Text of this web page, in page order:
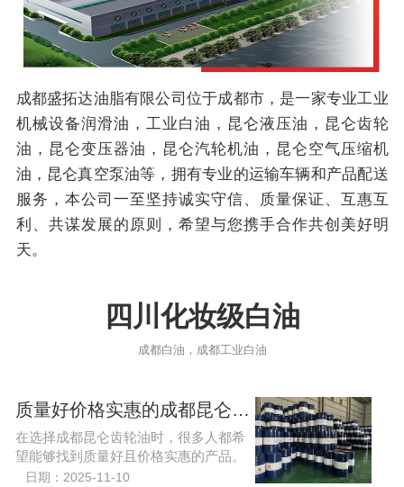
成都盛拓达油脂有限公司位于成都市，是一家专业工业
机械设备润滑油，工业白油，昆仑液压油，昆仑齿轮
油，昆仑变压器油，昆仑汽轮机油，昆仑空气压缩机
油，昆仑真空泵油等，拥有专业的运输车辆和产品配送
服务，本公司一至坚持诚实守信、质量保证、互惠互
利、共谋发展的原则，希望与您携手合作共创美好明
天。
四川化妆级白油
成都白油，成都工业白油
质量好价格实惠的成都昆仑齿轮油怎么选？
在选择成都昆仑齿轮油时，很多人都希
望能够找到质量好且价格实惠的产品。
齿轮油作为机械设备中不可或缺的一种
日期：2025-11-10